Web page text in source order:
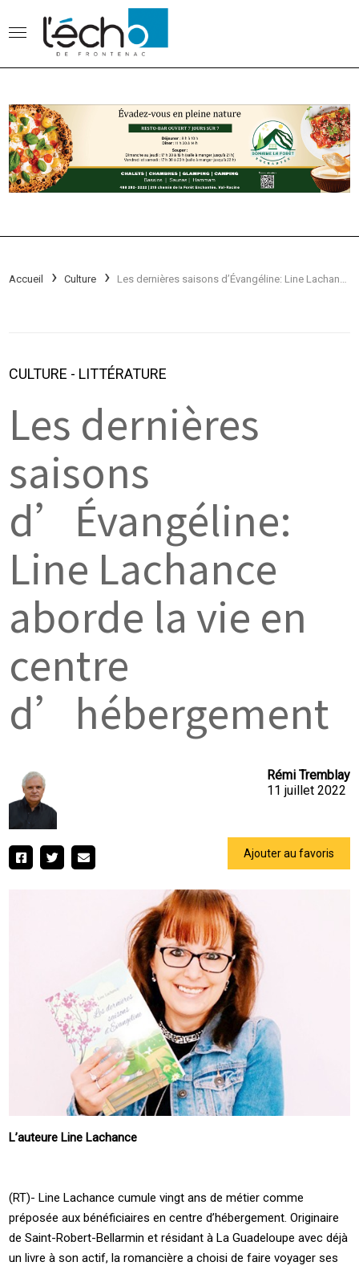
Accueil Culture
CULTURE - LITTÉRATURE
Les dernières
saisons
d’Évangéline:
Line Lachance
aborde la vie en
centre
d’hébergement
Rémi Tremblay
11 juillet 2022
Ajouter au favoris
L’auteure Line Lachance
(RT)- Line Lachance cumule vingt ans de métier comme
préposée aux bénéficiaires en centre d’hébergement. Originaire
de Saint-Robert-Bellarmin et résidant à La Guadeloupe avec déjà
un livre à son actif, la romancière a choisi de faire voyager ses